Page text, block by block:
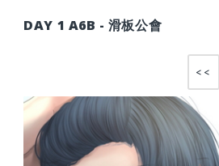
DAY 1 A6B - 滑板公會
<<